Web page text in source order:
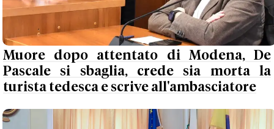
Muore dopo attentato di Modena, De
Pascale si sbaglia, crede sia morta la
turista tedesca e scrive all'ambasciatore